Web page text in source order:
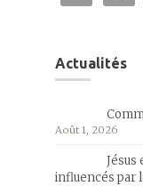
Actualités
Août 1, 2026
Jésus
influencés par